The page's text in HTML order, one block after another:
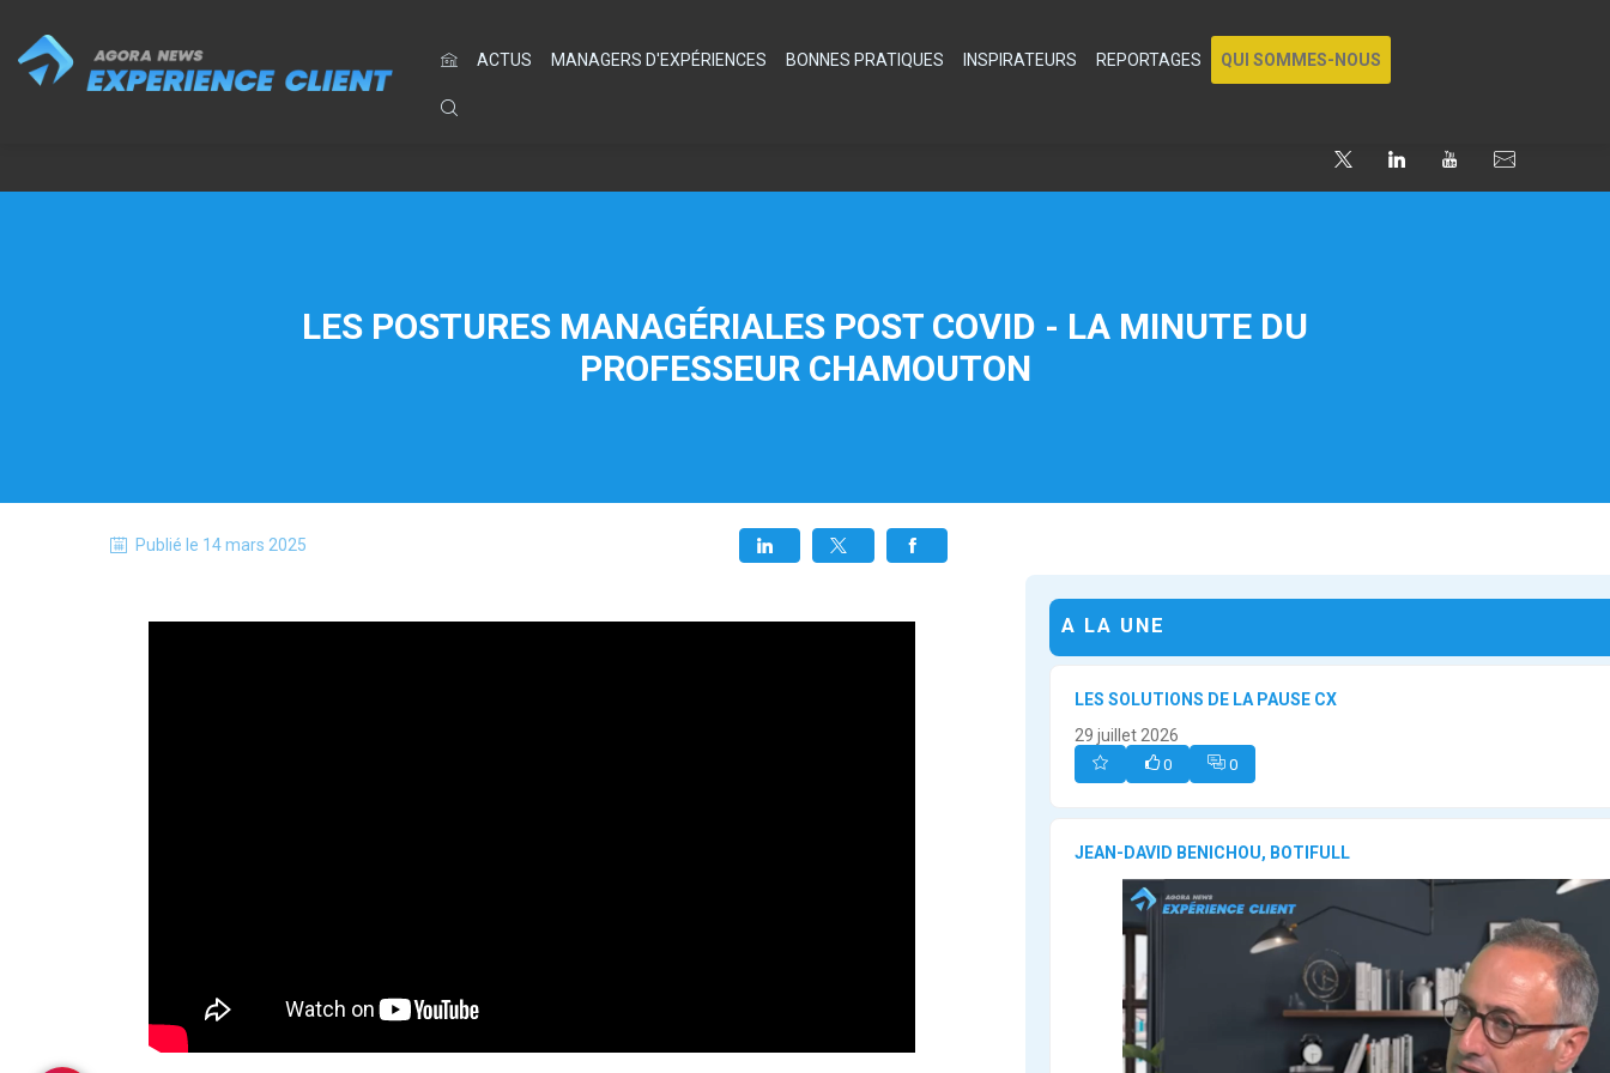
ACTUS MANAGERS D'EXPÉRIENCES BONNES PRATIQUES INSPIRATEURS REPORTAGES QUI SOMMES-NOUS
LES POSTURES MANAGÉRIALES POST COVID - LA MINUTE DU
PROFESSEUR CHAMOUTON
Publié le 14 mars 2025
A LA UNE
LES SOLUTIONS DE LA PAUSE CX
29 juillet 2026
0 0
JEAN-DAVID BENICHOU, BOTIFULL